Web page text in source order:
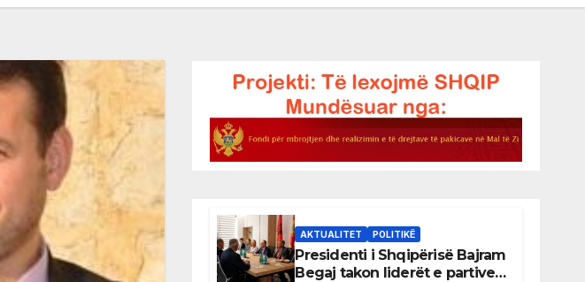
AKTUALITET POLITIKË
Presidenti i Shqipërisë Bajram
Begaj takon liderët e partive